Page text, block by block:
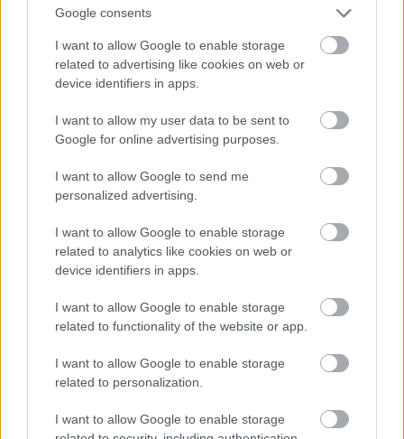
Google consents
I want to allow Google to enable storage
related to advertising like cookies on web or
device identifiers in apps.
I want to allow my user data to be sent to
Google for online advertising purposes.
I want to allow Google to send me
personalized advertising.
I want to allow Google to enable storage
related to analytics like cookies on web or
device identifiers in apps.
I want to allow Google to enable storage
related to functionality of the website or app.
I want to allow Google to enable storage
related to personalization.
I want to allow Google to enable storage